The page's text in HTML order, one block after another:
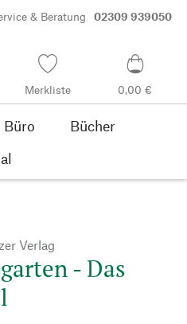
& Beratung 02309 939050
Merkliste 0,00 €
Büro
Bücher
Verlag
- Das